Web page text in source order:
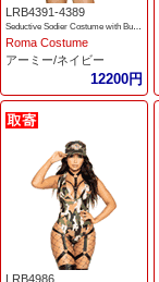
LRB4391-4389
Seductive Sodier Costume with Bullet Bandolier
Roma Costume
アーミー/ネイビー
12200円
LRB4986